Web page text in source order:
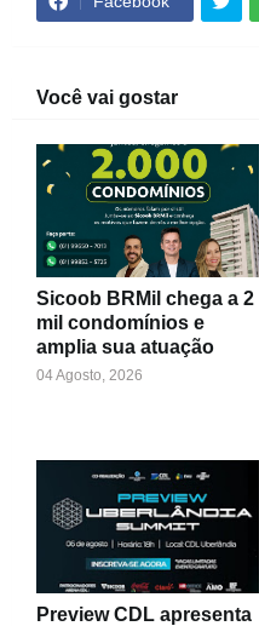
Você vai gostar
Sicoob BRMil chega a 2
mil condomínios e
amplia sua atuação
04 Agosto, 2026
Preview CDL apresenta